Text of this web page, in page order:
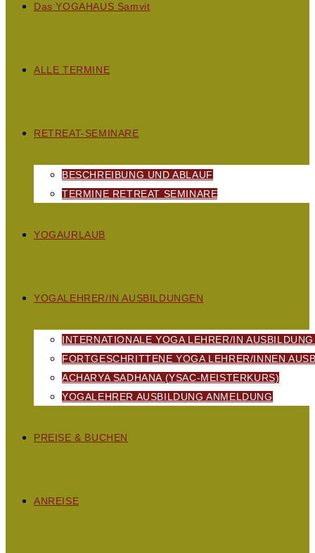
Das YOGAHAUS Samvit
ALLE TERMINE
RETREAT-SEMINARE
BESCHREIBUNG UND ABLAUF
TERMINE RETREAT SEMINARE
YOGAURLAUB
YOGALEHRER/IN AUSBILDUNGEN
INTERNATIONALE YOGA LEHRER/IN
FORTGESCHRITTENE YOGA LEHRER/INNEN
ACHARYA SADHANA (YSAC-MEISTERKURS)
YOGALEHRER AUSBILDUNG ANMELDUNG
PREISE & BUCHEN
ANREISE